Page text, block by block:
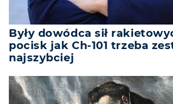
Były dowódca sił
pocisk jak Ch-101 trzeba
najszybciej